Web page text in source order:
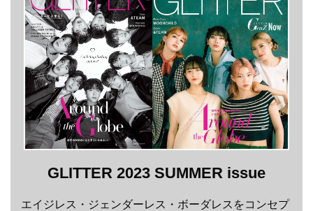
GLITTER 2023 SUMMER issue
エイジレス・ジェンダーレス・ボーダレスをコンセプ